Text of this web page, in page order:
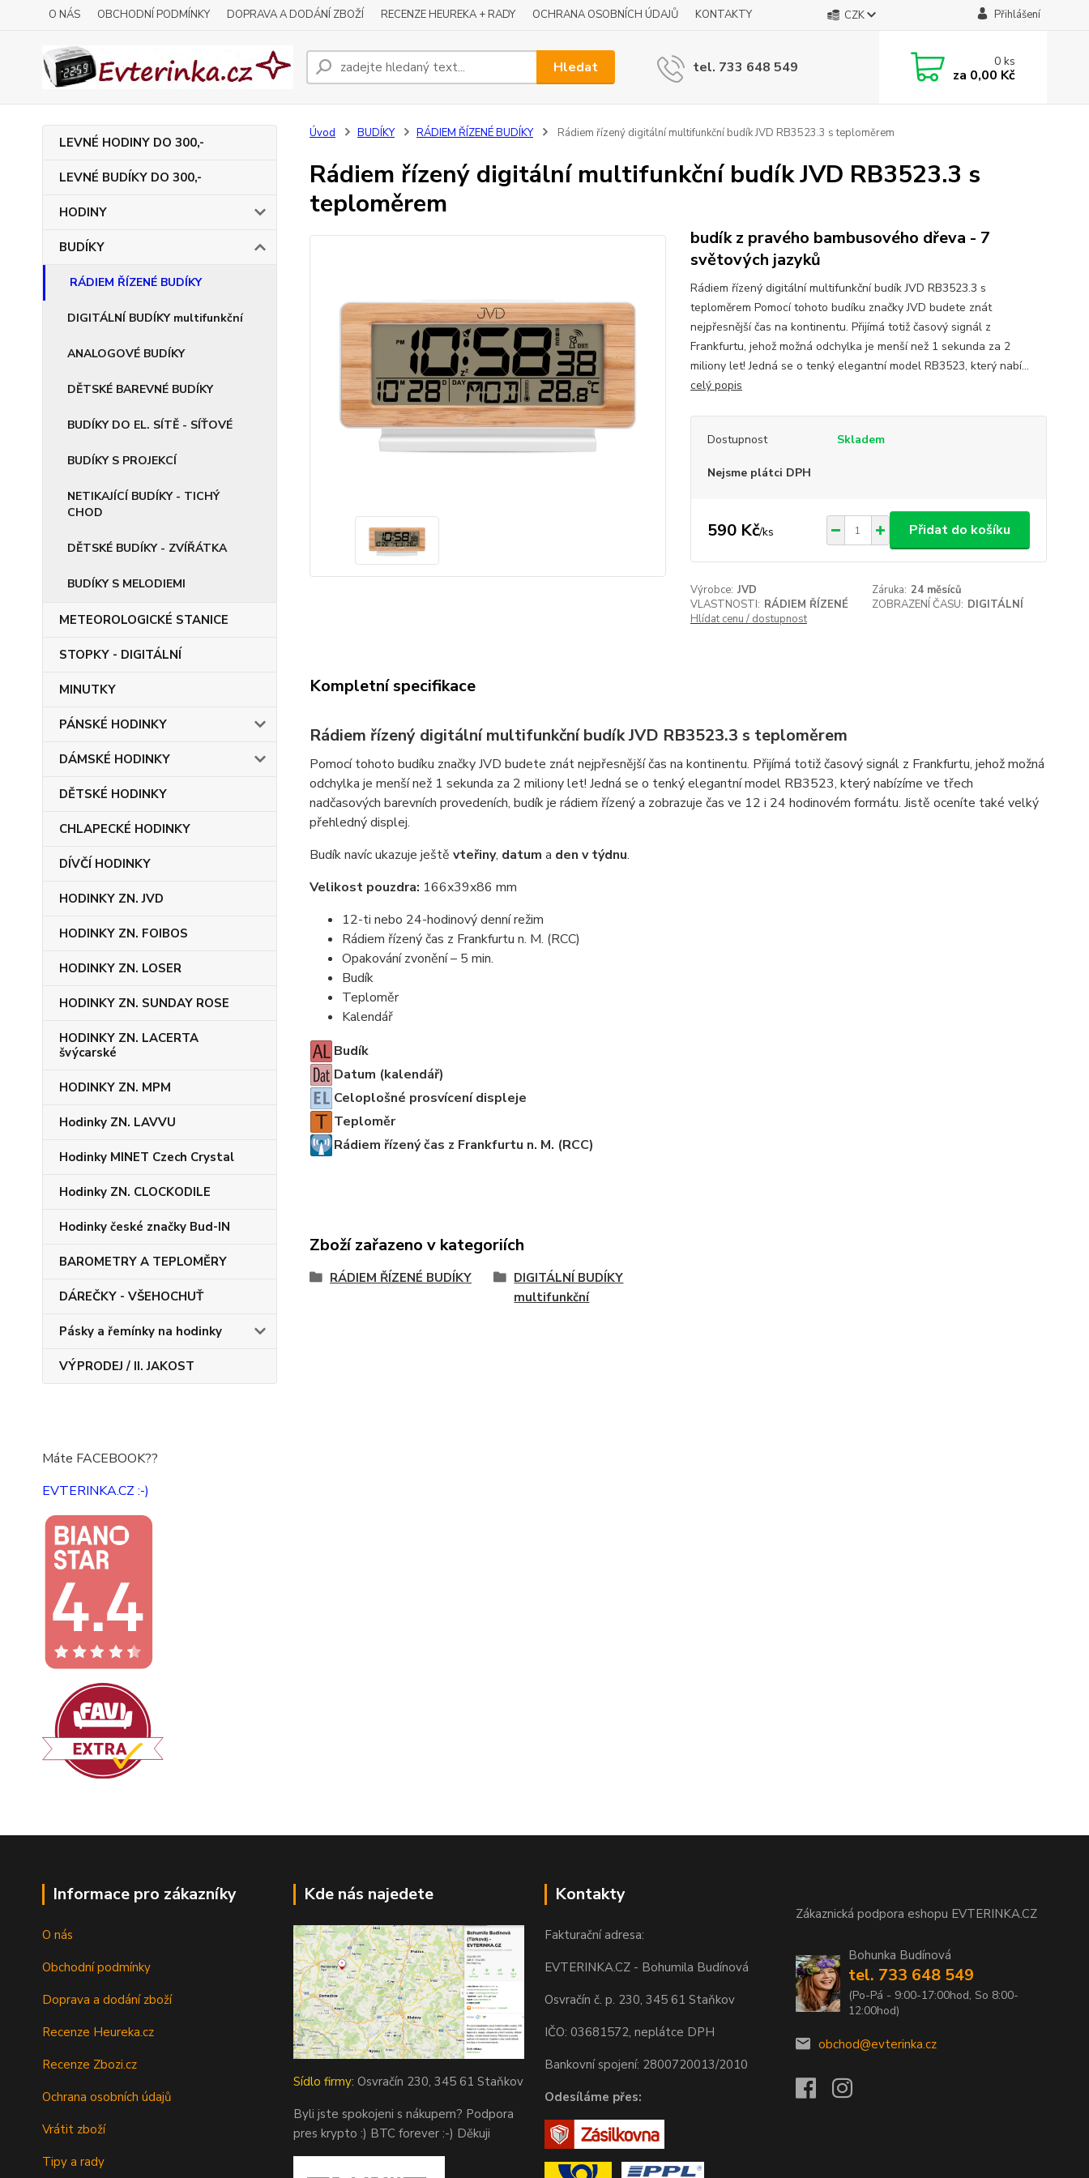
O NÁS OBCHODNÍ PODMÍNKY DOPRAVA A DODÁNÍ ZBOŽÍ RECENZE HEUREKA + RADY OCHRANA OSOBNÍCH ÚDAJŮ KONTAKTY CZK Přihlášení
Hledat tel. 733 648 549 0ks
za 0,00 Kč
LEVNÉ HODINY DO 300,-
LEVNÉ BUDÍKY DO 300,-
HODINY
BUDÍKY
RÁDIEM ŘÍZENÉ BUDÍKY
DIGITÁLNÍ BUDÍKY multifunkční
ANALOGOVÉ BUDÍKY
DĚTSKÉ BAREVNÉ BUDÍKY
BUDÍKY DO EL. SÍTĚ - SÍŤOVÉ
BUDÍKY S PROJEKCÍ
NETIKAJÍCÍ BUDÍKY - TICHÝ
CHOD
DĚTSKÉ BUDÍKY - ZVÍŘÁTKA
BUDÍKY S MELODIEMI
METEOROLOGICKÉ STANICE
STOPKY - DIGITÁLNÍ
MINUTKY
PÁNSKÉ HODINKY
DÁMSKÉ HODINKY
DĚTSKÉ HODINKY
CHLAPECKÉ HODINKY
DÍVČÍ HODINKY
HODINKY ZN. JVD
HODINKY ZN. FOIBOS
HODINKY ZN. LOSER
HODINKY ZN. SUNDAY ROSE
HODINKY ZN. LACERTA
švýcarské
HODINKY ZN. MPM
Hodinky ZN. LAVVU
Hodinky MINET Czech Crystal
Hodinky ZN. CLOCKODILE
Hodinky české značky Bud-IN
BAROMETRY A TEPLOMĚRY
DÁREČKY - VŠEHOCHUŤ
Pásky a řemínky na hodinky
VÝPRODEJ / II. JAKOST
Máte FACEBOOK??
EVTERINKA.CZ :-)
Úvod BUDÍKY RÁDIEM ŘÍZENÉ BUDÍKY Rádiem řízený digitální multifunkční budík JVD RB3523.3 s teploměrem
Rádiem řízený digitální multifunkční budík JVD RB3523.3 s
teploměrem
budík z pravého bambusového dřeva - 7
světových jazyků
Rádiem řízený digitální multifunkční budík JVD RB3523.3 s
teploměrem Pomocí tohoto budíku značky JVD budete znát
nejpřesnější čas na kontinentu. Přijímá totiž časový signál z
Frankfurtu, jehož možná odchylka je menší než 1 sekunda za 2
miliony let! Jedná se o tenký elegantní model RB3523, který nabí...
celý popis
Dostupnost Skladem
Nejsme plátci DPH
590 Kč/ks Přidat do košíku
Výrobce: JVD Záruka: 24 měsíců
VLASTNOSTI: RÁDIEM ŘÍZENÉ ZOBRAZENÍ ČASU: DIGITÁLNÍ
Hlídat cenu / dostupnost
Kompletní specifikace
Rádiem řízený digitální multifunkční budík JVD RB3523.3 s teploměrem
Pomocí tohoto budíku značky JVD budete znát nejpřesnější čas na kontinentu. Přijímá totiž časový signál z Frankfurtu, jehož možná
odchylka je menší než 1 sekunda za 2 miliony let! Jedná se o tenký elegantní model RB3523, který nabízíme ve třech
nadčasových barevních provedeních, budík je rádiem řízený a zobrazuje čas ve 12 i 24 hodinovém formátu. Jistě oceníte také velký
přehledný displej.
Budík navíc ukazuje ještě vteřiny, datum a den v týdnu.
Velikost pouzdra: 166x39x86 mm
12-ti nebo 24-hodinový denní režim
Rádiem řízený čas z Frankfurtu n. M. (RCC)
Opakování zvonění – 5 min.
Budík
Teploměr
Kalendář
Budík
Datum (kalendář)
Celoplošné prosvícení displeje
Teploměr
Rádiem řízený čas z Frankfurtu n. M. (RCC)
Zboží zařazeno v kategoriích
RÁDIEM ŘÍZENÉ BUDÍKY
DIGITÁLNÍ BUDÍKY
multifunkční
Informace pro zákazníky
O nás
Obchodní podmínky
Doprava a dodání zboží
Recenze Heureka.cz
Recenze Zbozi.cz
Ochrana osobních údajů
Vrátit zboží
Tipy a rady
Kde nás najedete
Sídlo firmy: Osvračín 230, 345 61 Staňkov
Byli jste spokojeni s nákupem? Podpora
pres krypto :) BTC forever :-) Děkuji
Kontakty
Fakturační adresa:
EVTERINKA.CZ - Bohumila Budínová
Osvračín č. p. 230, 345 61 Staňkov
IČO: 03681572, neplátce DPH
Bankovní spojení: 2800720013/2010
Odesíláme přes:
Zákaznická podpora eshopu EVTERINKA.CZ
Bohunka Budínová
tel. 733 648 549
(Po-Pá - 9:00-17:00hod, So 8:00-
12:00hod)
obchod@evterinka.cz